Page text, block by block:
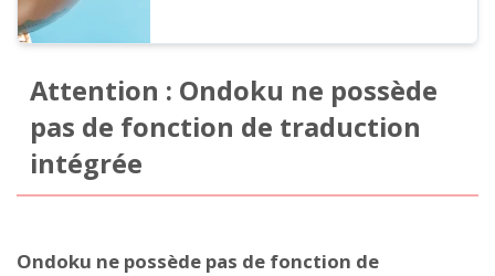
Attention : Ondoku ne possède
pas de fonction de traduction
intégrée
Ondoku ne possède pas de fonction de